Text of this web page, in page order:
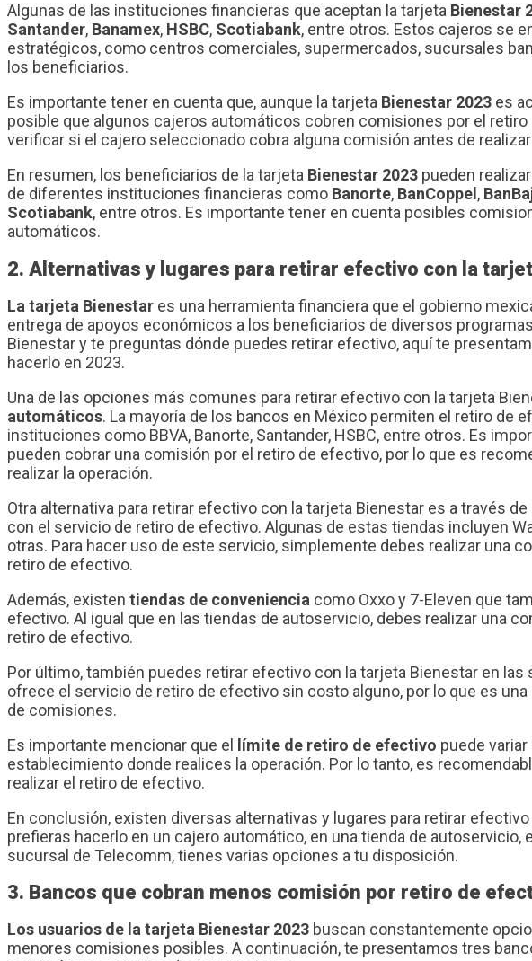
Algunas de las instituciones financieras que aceptan la tarjeta Bienestar
Santander, Banamex, HSBC, Scotiabank, entre otros. Estos cajeros se
estratégicos, como centros comerciales, supermercados, sucursales
los beneficiarios.
Es importante tener en cuenta que, aunque la tarjeta Bienestar 2023 es
posible que algunos cajeros automáticos cobren comisiones por el
verificar si el cajero seleccionado cobra alguna comisión antes de
En resumen, los beneficiarios de la tarjeta Bienestar 2023 pueden
de diferentes instituciones financieras como Banorte, BanCoppel ,
Scotiabank, entre otros. Es importante tener en cuenta posibles
automáticos.
2. Alternativas y lugares para retirar efectivo con la
La tarjeta Bienestar es una herramienta financiera que el gobierno
entrega de apoyos económicos a los beneficiarios de diversos
Bienestar y te preguntas dónde puedes retirar efectivo, aquí te
hacerlo en 2023.
Una de las opciones más comunes para retirar efectivo con la tarjeta
automáticos. La mayoría de los bancos en México permiten el retiro de
instituciones como BBVA, Banorte, Santander, HSBC, entre otros. Es
pueden cobrar una comisión por el retiro de efectivo, por lo que es
realizar la operación.
Otra alternativa para retirar efectivo con la tarjeta Bienestar es a través de
con el servicio de retiro de efectivo. Algunas de estas tiendas incluyen
otras. Para hacer uso de este servicio, simplemente debes realizar una
retiro de efectivo.
Además, existen tiendas de conveniencia como Oxxo y 7-Eleven que
efectivo. Al igual que en las tiendas de autoservicio, debes realizar una
retiro de efectivo.
Por último, también puedes retirar efectivo con la tarjeta Bienestar en las
ofrece el servicio de retiro de efectivo sin costo alguno, por lo que es
de comisiones.
Es importante mencionar que el límite de retiro de efectivo puede
establecimiento donde realices la operación. Por lo tanto, es
realizar el retiro de efectivo.
En conclusión, existen diversas alternativas y lugares para retirar
prefieras hacerlo en un cajero automático, en una tienda de autoservicio,
sucursal de Telecomm, tienes varias opciones a tu disposición.
3. Bancos que cobran menos comisión por retiro de
Los usuarios de la tarjeta Bienestar 2023 buscan constantemente
menores comisiones posibles. A continuación, te presentamos tres